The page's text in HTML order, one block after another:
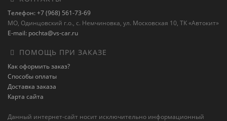
Телефон: +7 (968) 561-73-69
МО, Одинцовский г.о., с. Немчиновка, ул. Московская 10, ТК «Автокит»
E-mail: pochta@vs-car.ru
ПОМОЩЬ ПРИ ЗАКАЗЕ
Как оформить заказ?
Способы оплаты
Доставка заказа
Карта сайта
Данный интернет-сайт носит исключительно информационный